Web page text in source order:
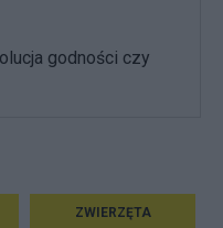
godności czy
ZWIERZĘTA